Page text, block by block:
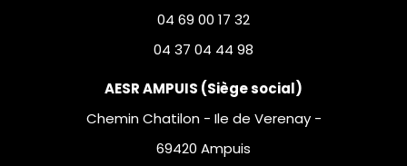
04 69 00 17 32
04 37 04 44 98
AESR AMPUIS (Siège social)
Chemin Chatilon - Ile de Verenay -
69420 Ampuis